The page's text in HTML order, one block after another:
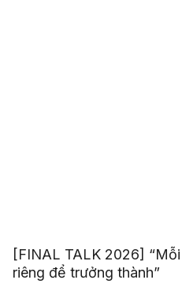
[FINAL TALK 2026]
riêng để trưởng thành”